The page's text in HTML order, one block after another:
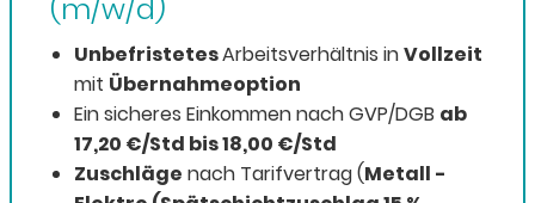
(m/w/d)
UnbefristetesArbeitsverhältnis inVollzeit
mit Übernahmeoption
Ein sicheres Einkommen nach GVP/DGB ab
17,20 €/Std bis 18,00 €/Std
Zuschläge nach Tarifvertrag (Metall -